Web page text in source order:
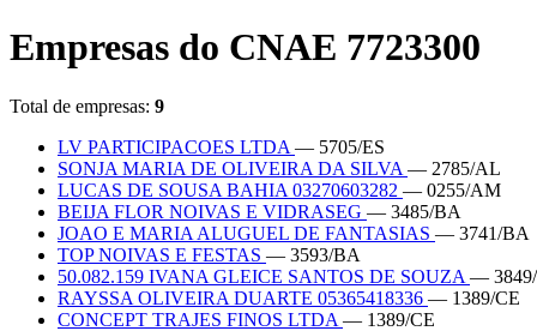
Empresas do CNAE 7723300
Total de empresas: 9
LV PARTICIPACOES LTDA — 5705/ES
SONJA MARIA DE OLIVEIRA DA SILVA — 2785/AL
LUCAS DE SOUSA BAHIA 03270603282 — 0255/AM
BEIJA FLOR NOIVAS E VIDRASEG — 3485/BA
JOAO E MARIA ALUGUEL DE FANTASIAS — 3741/BA
TOP NOIVAS E FESTAS — 3593/BA
50.082.159 IVANA GLEICE SANTOS DE SOUZA —
RAYSSA OLIVEIRA DUARTE 05365418336 — 1389/CE
CONCEPT TRAJES FINOS LTDA — 1389/CE